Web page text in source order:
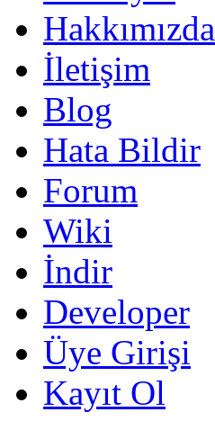
Hakkımızda
İletişim
Blog
Hata Bildir
Forum
Wiki
İndir
Developer
Üye Girişi
Kayıt Ol